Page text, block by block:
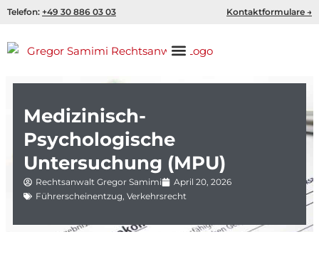
Zum
springen
Telefon: +49 30 886 03 03 Kontaktformulare →
Medizinisch-
Psychologische
Untersuchung (MPU)
Rechtsanwalt Gregor Samimi
April 20, 2026
Führerscheinentzug,Verkehrsrecht